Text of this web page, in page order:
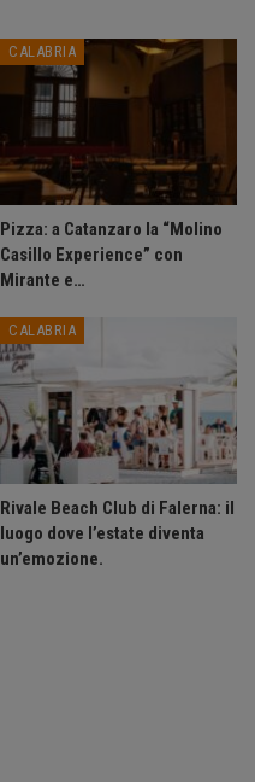
CALABRIA
Pizza: a Catanzaro la “Molino
Casillo Experience” con
Mirante e…
CALABRIA
Rivale Beach Club di Falerna: il
luogo dove l’estate diventa
un’emozione.